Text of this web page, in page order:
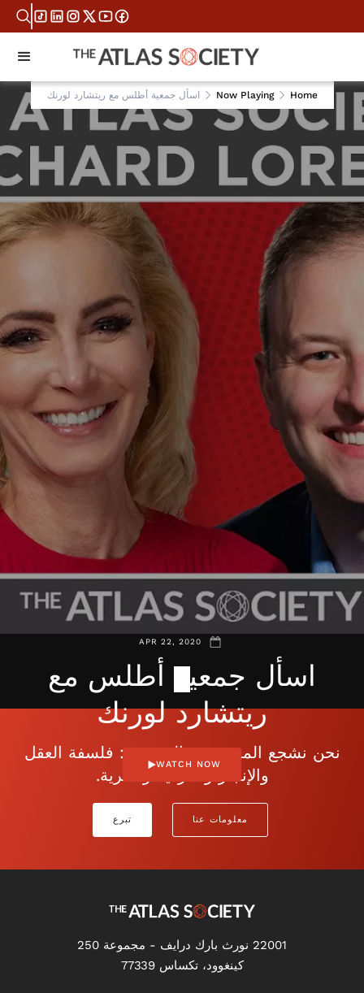
APR 22, 2020
اسأل جمعية أطلس مع
ريتشارد لورنك
WATCH NOW
Home
Now Playing اسأل جمعية أطلس مع ريتشارد لورنك
نحن نشجع الموضوعية المفتوحة: فلسفة العقل
والإنجاز والفردية والحرية.
معلومات عنا تبرع
22001 نورث بارك درايف - مجموعة 250
كينغوود، تكساس 77339